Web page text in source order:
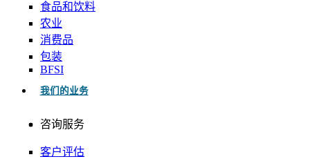
食品和饮料
农业
消费品
包装
BFSI
我们的业务
咨询服务
客户评估